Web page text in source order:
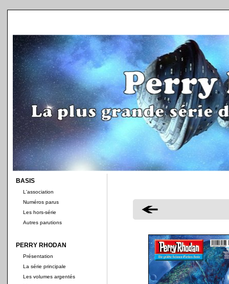
BASIS
L'association
Numéros parus
Les hors-série
Autres parutions
PERRY RHODAN
Présentation
La série principale
Les volumes argentés